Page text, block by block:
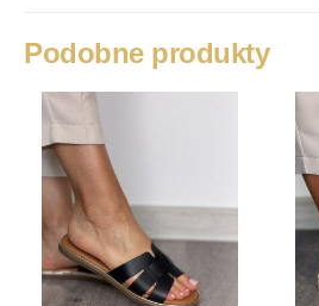
Kolor Czarny
Cholewka Guma
Marka
Rodzaj obcasa Płaski obcas
Wysokość obcasa
Podobne produkty